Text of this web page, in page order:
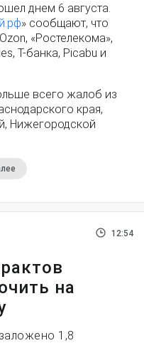
днем 6 августа.
» сообщают, что
«Ростелекома»,
Т-банка, Picabu и
всего жалоб из
края,
Нижегородской
12:54
на
1,8